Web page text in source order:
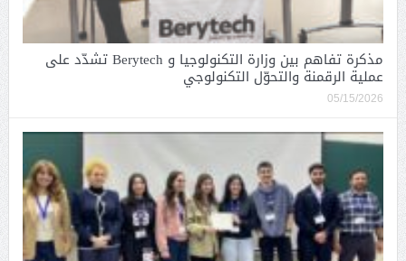
مذكرة تفاهم بين وزارة التكنولوجيا و Berytech تشدّد على
عملية الرقمنة والتحوّل التكنولوجي
05/15/2026